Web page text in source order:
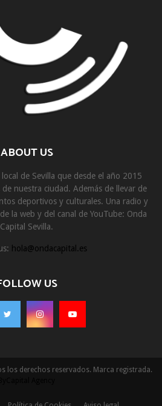
ABOUT US
de Sevilla que desde el año 2015
nuestra ciudad. Además de llevar de
deportivos y culturales. Una radio y
la web y del canal de YouTube: Onda
Capital Sevilla.
hola@ondacapital.es
US
los derechos reservados. Marca registrada.